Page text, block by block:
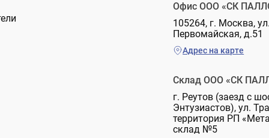
Офис ООО «СК
105264, г. Москва,
Первомайская, д.51
Адрес на карте
Склад ООО «СК
г. Реутов (заезд с
Энтузиастов), ул.
территория РП
склад №5